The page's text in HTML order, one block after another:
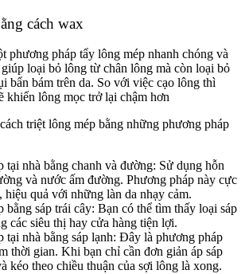
cách wax
phương pháp tẩy lông mép nhanh chóng và
loại bỏ lông từ chân lông mà còn loại bỏ
bẩn bám trên da. So với việc cạo lông thì
khiến lông mọc trở lại chậm hơn
triệt lông mép bằng những phương pháp
tại nhà bằng chanh và đường: Sử dụng hỗn
và nước ấm đường. Phương pháp này cực
hiệu quả với những làn da nhạy cảm.
bằng sáp trái cây: Bạn có thể tìm thấy loại sáp
các siêu thị hay cửa hàng tiện lợi.
tại nhà bằng sáp lạnh: Đây là phương pháp
thời gian. Khi bạn chỉ cần đơn giản áp sáp
kéo theo chiều thuận của sợi lông là xong.